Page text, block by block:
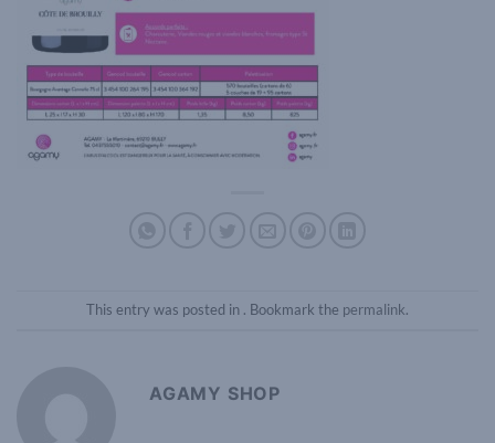
This entry was posted in . Bookmark the permalink.
AGAMY SHOP